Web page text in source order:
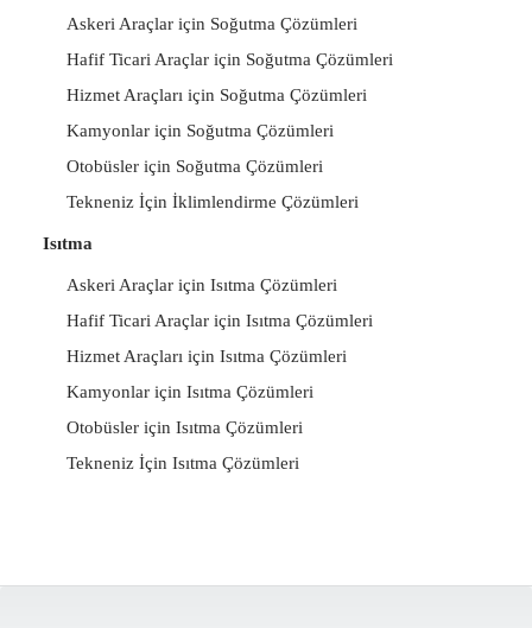
Askeri Araçlar için Soğutma Çözümleri
Hafif Ticari Araçlar için Soğutma Çözümleri
Hizmet Araçları için Soğutma Çözümleri
Kamyonlar için Soğutma Çözümleri
Otobüsler için Soğutma Çözümleri
Tekneniz İçin İklimlendirme Çözümleri
Isıtma
Askeri Araçlar için Isıtma Çözümleri
Hafif Ticari Araçlar için Isıtma Çözümleri
Hizmet Araçları için Isıtma Çözümleri
Kamyonlar için Isıtma Çözümleri
Otobüsler için Isıtma Çözümleri
Tekneniz İçin Isıtma Çözümleri